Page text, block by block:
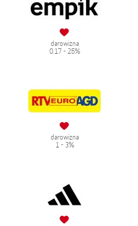
darowizna
0.17 - 25%
darowizna
1 - 3%